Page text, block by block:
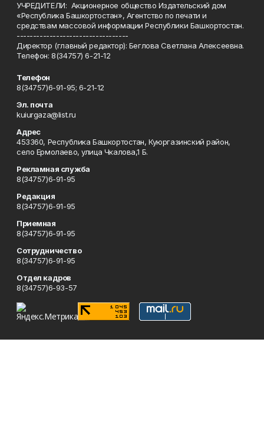
УЧРЕДИТЕЛИ: Акционерное общество Издательский дом
«Республика Башкортостан», Агентство по печати и
средствам массовой информации Республики Башкортостан.
----------------------------------
Директор (главный редактор): Беглова Светлана Алексеевна.
Телефон: 8(34757) 6-21-12
Телефон
8(34757)6-91-95; 6-21-12
Эл. почта
kuiurgaza@list.ru
Адрес
453360, Республика Башкортостан, Куюргазинский район,
село Ермолаево, улица Чкалова,1 Б.
Рекламная служба
8(34757)6-91-95
Редакция
8(34757)6-91-95
Приемная
8(34757)6-91-95
Сотрудничество
8(34757)6-91-95
Отдел кадров
8(34757)6-93-57